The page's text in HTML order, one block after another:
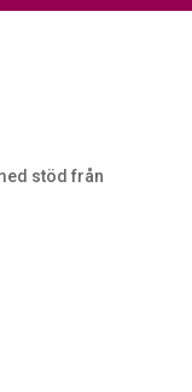
stöd från